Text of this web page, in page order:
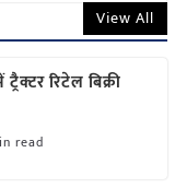
View All
रिटेल बिक्री
read